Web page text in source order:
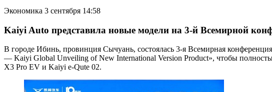
Экономика 3 сентября 14:58
Kaiyi Auto представила новые модели на 3-й Всемирной
В городе Ибинь, провинция Сычуань, состоялась 3-я Всемирная
— Kaiyi Global Unveiling of New International Version Product», чтобы
X3 Pro EV и Kaiyi e-Qute 02.